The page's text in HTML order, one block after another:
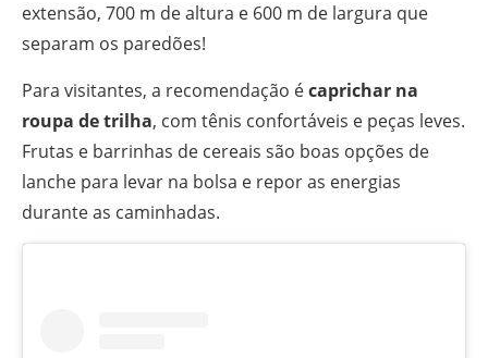
extensão, 700 m de altura e 600 m de largura que
separam os paredões!
Para visitantes, a recomendação écaprichar na
roupa de trilha, com tênis confortáveis e peças leves.
Frutas e barrinhas de cereais são boas opções de
lanche para levar na bolsa e repor as energias
durante as caminhadas.